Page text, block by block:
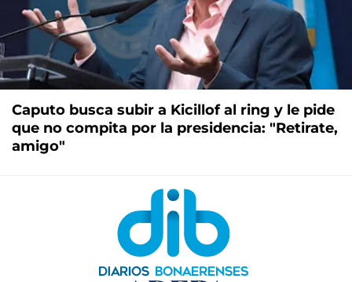
Caputo busca subir a Kicillof al ring y le pide
que no compita por la presidencia: "Retirate,
amigo"